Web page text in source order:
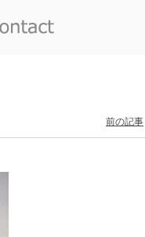
前の記事